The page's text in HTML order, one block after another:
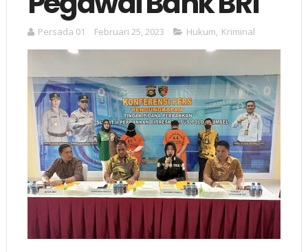
Persada 01 Februari 25, 2023 Hukum Kriminal